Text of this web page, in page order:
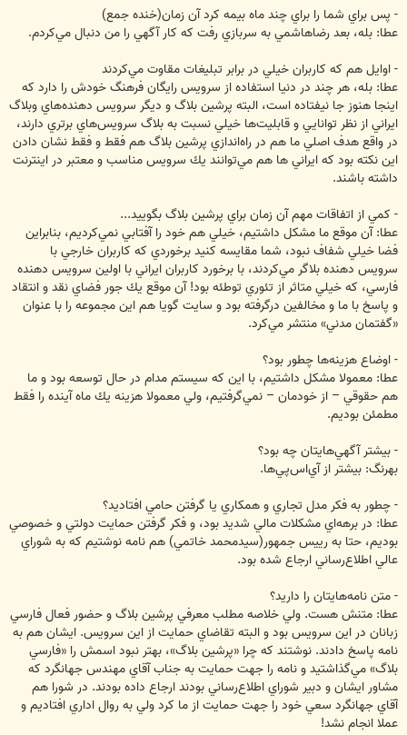
- پس براي شما را براي چند ماه بيمه كرد آن زمان(خنده جمع)
عطا: بله، بعد رضاهاشمي به سربازي رفت كه كار آگهي را من دنبال مي‌كردم.
- اوايل هم كه كاربران خيلي در برابر تبليغات مقاوت مي‌كردند
عطا: بله، هر چند در دنيا استفاده از سرويس رايگان فرهنگ خودش را دارد كه
اينجا هنوز جا نيفتاده است، البته پرشين بلاگ و ديگر سرويس دهنده‌هاي وبلاگ
ايراني از نظر توانايي و قابليت‌ها خيلي نسبت به بلاگ سرويس‌هاي برتري دارند،
در واقع هدف اصلي ما هم در راه‌اندازي پرشين بلاگ هم فقط و فقط نشان دادن
اين نكته بود كه ايراني ها هم مي‌توانند يك سرويس مناسب و معتبر در اينترنت
داشته باشند.
- كمي از اتفاقات مهم آن زمان براي پرشين بلاگ بگوييد...
عطا: آن موقع ما مشكل داشتيم، خيلي هم خود را آفتابي نمي‌كرديم، بنابراين
فضا خيلي شفاف نبود، شما مقايسه كنيد برخوردي كه كاربران خارجي با
سرويس دهنده بلاگر مي‌كردند، با برخورد كاربران ايراني با اولين سرويس دهنده
فارسي، كه خيلي متاثر از تئوري توطئه بود! آن موقع يك جور فضاي نقد و انتقاد
و پاسخ با ما و مخالفين درگرفته بود و سايت گويا هم اين مجموعه را با عنوان
«گفتمان مدني» منتشر مي‌كرد.
- اوضاع هزينه‌ها چطور بود؟
عطا: معمولا مشكل داشتيم، با اين كه سيستم مدام در حال توسعه بود و ما
هم حقوقي – از خودمان – نمي‌گرفتيم، ولي معمولا هزينه يك ماه آينده را فقط
مطمئن بوديم.
- بيشتر آگهي‌هايتان چه بود؟
بهرنگ: بيشتر از آي‌اس‌پي‌ها.
- چطور به فكر مدل تجاري و همكاري يا گرفتن حامي افتاديد؟
عطا: در برهه‌اي مشكلات مالي شديد بود، و فكر گرفتن حمايت دولتي و خصوصي
بوديم، حتا به رييس جمهور(سيدمحمد خاتمي) هم نامه نوشتيم كه به شوراي
عالي اطلاع‌رساني ارجاع شده بود.
- متن نامه‌هايتان را داريد؟
عطا: متنش هست. ولي خلاصه مطلب معرفي پرشين بلاگ و حضور فعال فارسي
زبانان در اين سرويس بود و البته تقاضاي حمايت از اين سرويس. ايشان هم به
نامه پاسخ دادند. نوشتند که چرا «پرشين بلاگ»، بهتر نبود اسمش را «فارسي
بلاگ» مي‌گذاشتيد و نامه را جهت حمايت به جناب آقاي مهندس جهانگرد که
مشاور ايشان و دبير شوراي اطلاع‌رساني بودند ارجاع داده بودند. در شورا هم
آقاي جهانگرد سعي خود را جهت حمايت از ما کرد ولي به روال اداري افتاديم و
عملا انجام نشد!